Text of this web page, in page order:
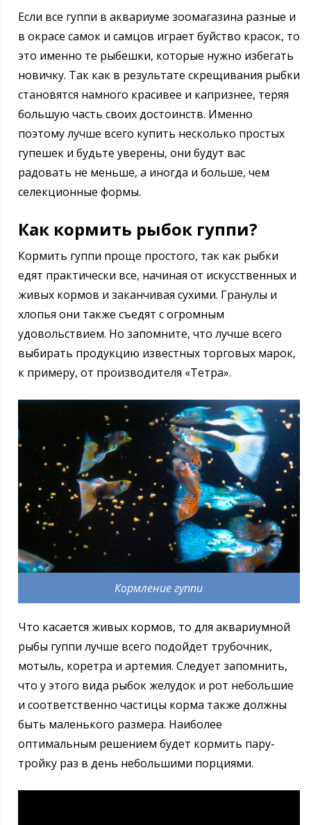
Если все гуппи в аквариуме зоомагазина разные и
в окрасе самок и самцов играет буйство красок, то
это именно те рыбешки, которые нужно избегать
новичку. Так как в результате скрещивания рыбки
становятся намного красивее и капризнее, теряя
большую часть своих достоинств. Именно
поэтому лучше всего купить несколько простых
гупешек и будьте уверены, они будут вас
радовать не меньше, а иногда и больше, чем
селекционные формы.
Как кормить рыбок гуппи?
Кормить гуппи проще простого, так как рыбки
едят практически все, начиная от искусственных и
живых кормов и заканчивая сухими. Гранулы и
хлопья они также съедят с огромным
удовольствием. Но запомните, что лучше всего
выбирать продукцию известных торговых марок,
к примеру, от производителя «Тетра».
Кормление гуппи
Что касается живых кормов, то для аквариумной
рыбы гуппи лучше всего подойдет трубочник,
мотыль, коретра и артемия. Следует запомнить,
что у этого вида рыбок желудок и рот небольшие
и соответственно частицы корма также должны
быть маленького размера. Наиболее
оптимальным решением будет кормить пару-
тройку раз в день небольшими порциями.